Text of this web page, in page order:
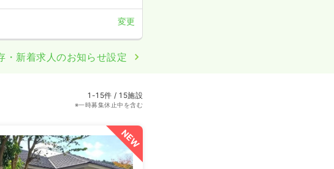
変更
・新着求人のお知らせ設定
1-15件 / 15施設
※一時募集休止中を含む
NEW